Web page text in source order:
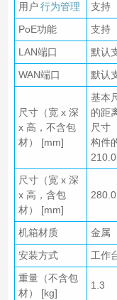
用户 行为管理
支持
PoE功能
支持
LAN端口
默认
WAN端口
默认
尺寸（宽 x 深
x 高，不含包
材） [mm]
基本
的距
尺寸
构件
尺寸（宽 x 深
x 高，含包
材） [mm]
机箱材质
金属
安装方式
工作
重量（不含包
材） [kg]
1.3